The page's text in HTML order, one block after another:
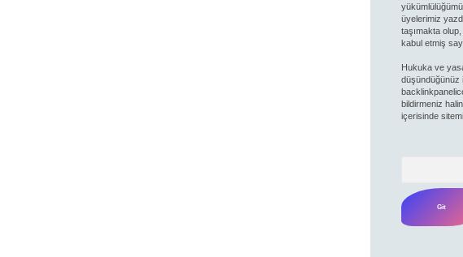
üyelerimiz
taşımakta
kabul etmiş
Hukuka ve
düşündüğünüz
bildirmeniz
içerisinde